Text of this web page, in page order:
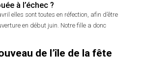
à l’échec ?
elles sont toutes en réfection, afin d’être
en début juin. Notre fille a donc
de l’île de la fête